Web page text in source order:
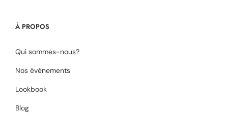
À PROPOS
Qui sommes-nous?
Nos événements
Lookbook
Blog